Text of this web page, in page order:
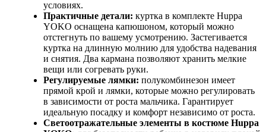
условиях.
Практичные детали: куртка в комплекте Huppa
YOKO оснащена капюшоном, который можно
отстегнуть по вашему усмотрению. Застегивается
куртка на длинную молнию для удобства надевания
и снятия. Два кармана позволяют хранить мелкие
вещи или согревать руки.
Регулируемые лямки: полукомбинезон имеет
прямой крой и лямки, которые можно регулировать
в зависимости от роста мальчика. Гарантирует
идеальную посадку и комфорт независимо от роста.
Светоотражательные элементы в костюме Huppa